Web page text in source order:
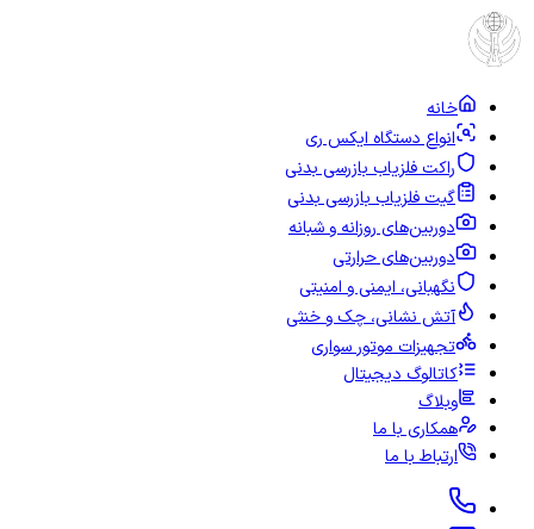
خانه
انواع دستگاه ایکس ری
راکت فلزیاب بازرسی بدنی
گیت فلزیاب بازرسی بدنی
دوربین‌های روزانه و شبانه
دوربین‌های حرارتی
نگهبانی، ایمنی و امنیتی
آتش نشانی، چک و خنثی
تجهیزات موتور سواری
کاتالوگ دیجیتال
وبلاگ
همکاری با ما
ارتباط با ما